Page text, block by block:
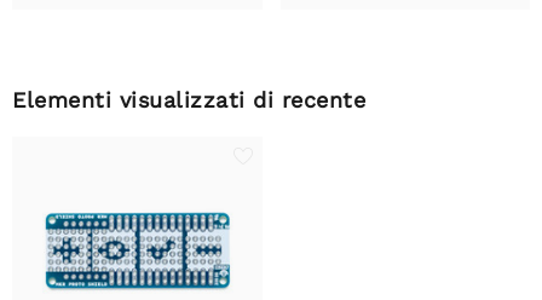
Elementi visualizzati di recente